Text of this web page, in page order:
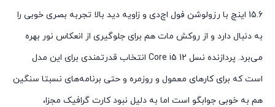
15.6 اینچ با رزولوشن فول اچ‌دی و زاویه دید بالا تجربه بصری خوبی را
به دنبال دارد و از روکش مات هم برای جلوگیری از انعکاس نور بهره
می‌برد. پردازنده نسل 12 Core i5 انتخاب قدرتمندی برای این مدل
است که برای کارهای معمول و روزمره و حتی برنامه‌های نسبتا سنگین
هم به خوبی جوابگو است اما به دلیل نبود کارت گرافیک مجزا،